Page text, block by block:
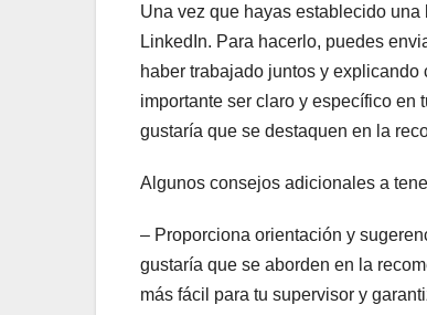
Una vez que hayas establecido
LinkedIn. Para hacerlo, puedes
haber trabajado juntos y
importante ser claro y específico en
gustaría que se destaquen en la
Algunos consejos adicionales a
– Proporciona orientación y
gustaría que se aborden en la
más fácil para tu supervisor y